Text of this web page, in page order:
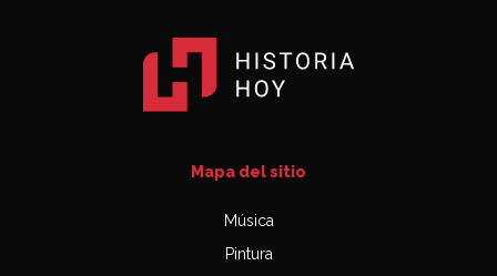
Mapa del sitio
Música
Pintura